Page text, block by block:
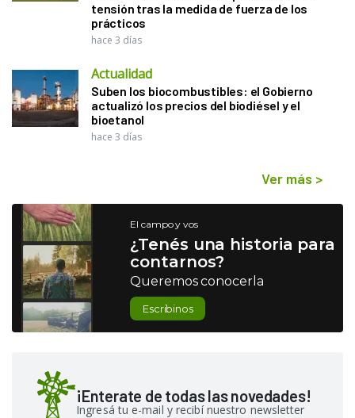
tensión tras la medida de fuerza de los
prácticos
hace 3 días
Actualidad
Suben los biocombustibles: el Gobierno
actualizó los precios del biodiésel y el
bioetanol
hace 3 días
Ver más >
El campo y vos
¿Tenés una historia para
contarnos?
Queremos conocerla
Escribinos
¡Enterate de todas las novedades!
Ingresá tu e-mail y recibí nuestro newsletter